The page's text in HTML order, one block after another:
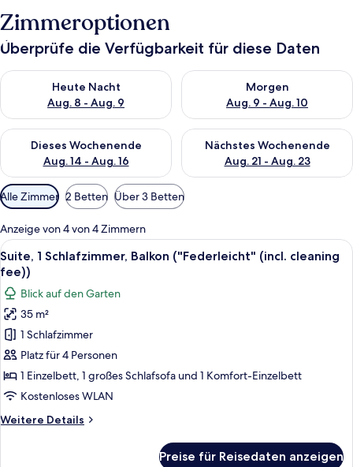
Zimmeroptionen
Überprüfe die Verfügbarkeit für diese Daten
Heute Nacht
Aug. 8 - Aug. 9
Überprüfe die Verfügbarkeit für heute Nacht, Aug. 8 - Aug. 9.
Morgen
Aug. 9 - Aug. 10
Überprüfe die Verfügbarkeit
Dieses Wochenende
Aug. 14 - Aug. 16
Überprüfe die Verfügbarkeit für dieses Wochenende, Aug. 14
Nächstes Wochenende
Aug. 21 - Aug. 23
Überprüfe die Verfügbarkeit
Verfügbare
Filter
für
Zimmer
Alle Zimmer 2 Betten Über 3 Betten
Anzeige von 4 von 4 Zimmern
Alle
Fotos
für
Suite,
1
Schlafzimmer,
Balkon
("Federleicht"
(incl.
fee))
Ein gemütliches Zimmer mit einem
14
Suite, 1 Schlafzimmer, Balkon ("Federleicht" (incl. cleaning
fee))
Blick auf den Garten
35 m²
1 Schlafzimmer
Platz für 4 Personen
1 Einzelbett, 1 großes Schlafsofa und 1 Komfort-Einzelbett
Kostenloses WLAN
Weitere Details
Weitere
Preise für Reisedaten anzeigen